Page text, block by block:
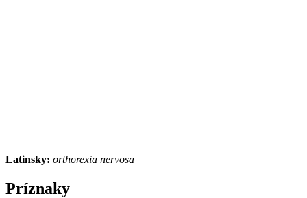
Latinsky: orthorexia nervosa
Príznaky